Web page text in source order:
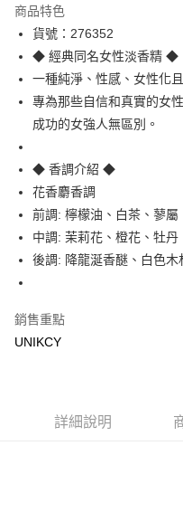
LINE Pay
Apple Pay
街口支付
悠遊付
Google Pay
運送方式
7-11取貨付款［需3-5個工作
每筆NT$70，滿NT$499(含以
每筆NT$70，滿NT$499(含以
商品特色
貨號：276352
◆ 經典同名女性淡香精 ◆
一種純淨、性感、女性化
專為那些自信和真實的女
成功的女強人無區別。
◆ 香調介紹 ◆
花香麝香調
前調: 檸檬油、白茶、蓼屬
中調: 茉莉花、橙花、牡丹
後調: 降龍涎香醚、白色木
銷售重點
UNIKCY
詳細說明